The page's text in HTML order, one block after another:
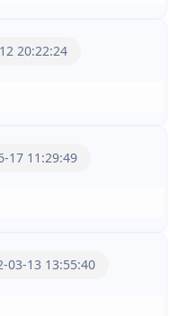
20:22:24
17 11:29:49
03-13 13:55:40